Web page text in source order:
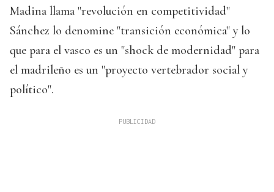
Madina llama "revolución en competitividad"
Sánchez lo denomine "transición económica" y lo
que para el vasco es un "shock de modernidad" para
el madrileño es un "proyecto vertebrador social y
político".